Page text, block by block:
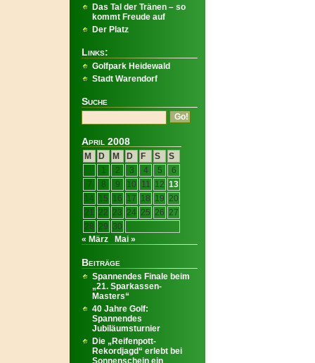
Das Tal der Tränen – so
kommt Freude auf
Der Platz
Links:
Golfpark Heidewald
Stadt Warendorf
Suche
April 2008
M D M D F S
S
1
2 3 4 5
6
7
8 9 10 11 12 13
14 15 16 17 18 19 20
21 22 23 24 25 26 27
28 29 30
« März
Mai »
Beiträge
Spannendes Finale beim
„21. Sparkassen-
Masters“
40 Jahre Golf:
Spannendes
Jubiläumsturnier
Die „Reifenpott-
Rekordjagd“ erlebt bei
Sonnenschein ein